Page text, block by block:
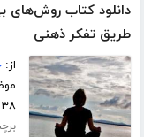
دانلود کتاب روش‌های
طریق تفکر ذهنی
از:
۳۸ صفحه